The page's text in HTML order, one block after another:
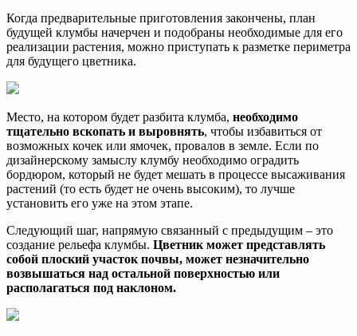
Когда предварительные приготовления закончены, план
будущей клумбы начерчен и подобраны необходимые для его
реализации растения, можно приступать к разметке периметра
для будущего цветника.
Место, на котором будет разбита клумба, необходимо
тщательно вскопать и выровнять, чтобы избавиться от
возможных кочек или ямочек, провалов в земле. Если по
дизайнерскому замыслу клумбу необходимо оградить
бордюром, который не будет мешать в процессе высаживания
растений (то есть будет не очень высоким), то лучше
установить его уже на этом этапе.
Следующий шаг, напрямую связанный с предыдущим – это
создание рельефа клумбы. Цветник может представлять
собой плоский участок почвы, может незначительно
возвышаться над остальной поверхностью или
располагаться под наклоном.